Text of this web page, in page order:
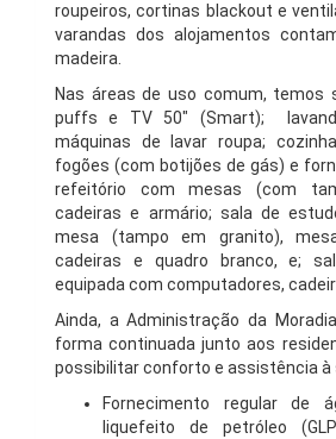
roupeiros, cortinas blackout e
varandas dos alojamentos
madeira.
Nas áreas de uso comum, temos
puffs e TV 50″ (Smart);
máquinas de lavar roupa;
fogões (com botijões de gás) e
refeitório com mesas (com
cadeiras e armário; sala de
mesa (tampo em granito),
cadeiras e quadro branco, e;
equipada com computadores,
Ainda, a Administração da
forma continuada junto aos
possibilitar conforto e assistência à
Fornecimento regular de
liquefeito de petróleo